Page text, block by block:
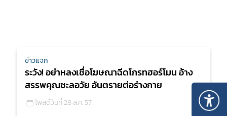
ข่าวแจก
ระวัง! อย่าหลงเชื่อโฆษณาฉีดโกรทฮอร์โมน อ้าง
สรรพคุณชะลอวัย อันตรายต่อร่างกาย
โพสต์วันที่ 28 ส.ค. 57